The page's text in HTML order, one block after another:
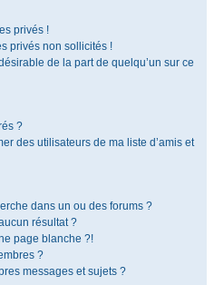
privés !
privés non sollicités !
de la part de quelqu’un sur ce
?
des utilisateurs de ma liste d’amis et
dans un ou des forums ?
résultat ?
page blanche ?!
?
messages et sujets ?